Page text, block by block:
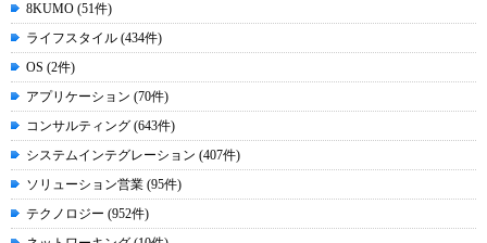
8KUMO (51件)
ライフスタイル (434件)
OS (2件)
アプリケーション (70件)
コンサルティング (643件)
システムインテグレーション (407件)
ソリューション営業 (95件)
テクノロジー (952件)